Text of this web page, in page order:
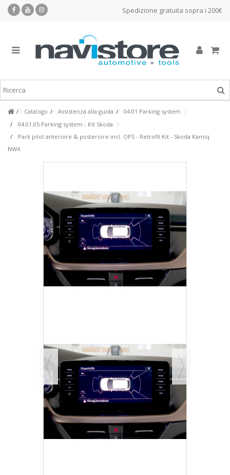
Spedizione gratuita sopra i 200€
Catalogo Assistenza alla guida
04.01 Parking system
04.01.05 Parking system - Kit Skoda
Park pilot anteriore & posteriore incl. OPS - Retrofit Kit - Skoda Kamiq
NW4